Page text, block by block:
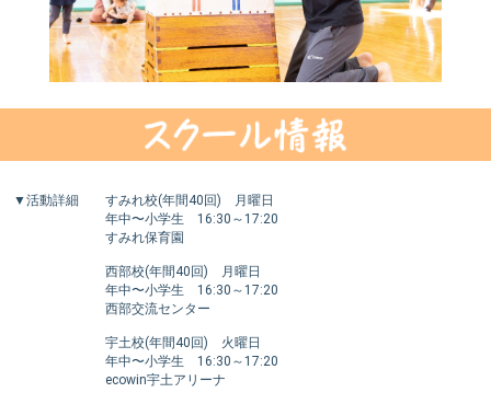
▼活動詳細 すみれ校(年間40回) 月曜日
年中〜小学生 16:30～17:20
すみれ保育園
西部校(年間40回) 月曜日
年中〜小学生 16:30～17:20
西部交流センター
宇土校(年間40回) 火曜日
年中〜小学生 16:30～17:20
ecowin宇土アリーナ